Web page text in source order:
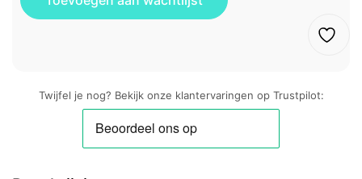
Twijfel je nog? Bekijk onze klantervaringen op Trustpilot: